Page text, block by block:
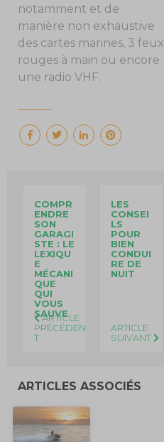
notamment et de
manière non exhaustive
des cartes marines, 3 feux
rouges à main ou encore
une radio VHF.
COMPR
ENDRE
SON
GARAGI
STE : LE
LEXIQU
E
MÉCANI
QUE
QUI
VOUS
SAUVE
ARTICLE
PRÉCÉDEN
T
LES
CONSEI
LS
POUR
BIEN
CONDUI
RE DE
NUIT
ARTICLE
SUIVANT
ARTICLES ASSOCIÉS